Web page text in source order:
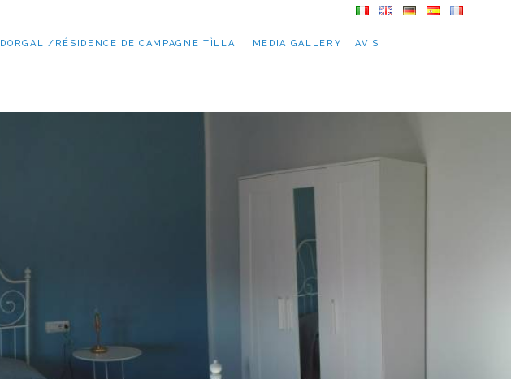
DORGALI/RÉSIDENCE DE CAMPAGNE TÌLLAI MEDIA GALLERY AVIS